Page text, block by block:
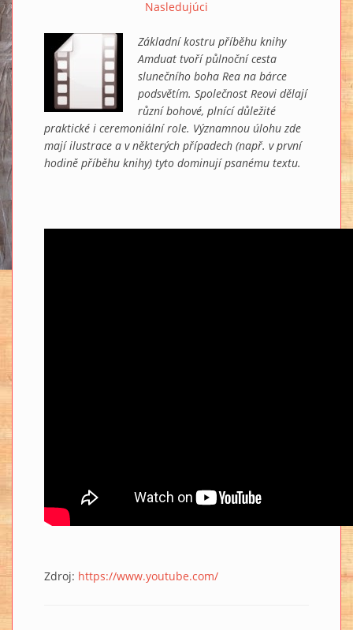
Nasledujúci
Základní kostru příběhu knihy
Amduat tvoří půlnoční cesta
slunečního boha Rea na bárce
podsvětím. Společnost Reovi dělají
různí bohové, plnící důležité
praktické i ceremoniální role. Významnou úlohu zde
mají ilustrace a v některých případech (např. v první
hodině příběhu knihy) tyto dominují psanému textu.
Zdroj: https://www.youtube.com/